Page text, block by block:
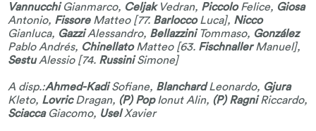
VannucchiGianmarco, CeljakVedran, PiccoloFelice, Giosa
Antonio, FissoreMatteo[77. BarloccoLuca], Nicco
Gianluca, GazziAlessandro, BellazziniTommaso, González
Pablo Andrés, ChinellatoMatteo[63. FischnallerManuel],
SestuAlessio[74. RussiniSimone]
A disp.:Ahmed-KadiSofiane, BlanchardLeonardo, Gjura
Kleto, LovricDragan, (P) PopIonut Alin, (P) RagniRiccardo,
SciaccaGiacomo, UselXavier